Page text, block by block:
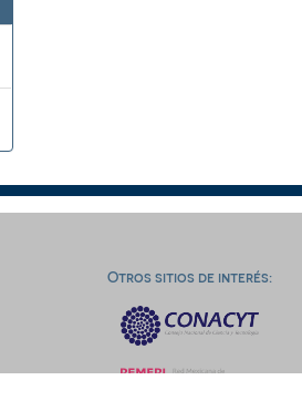
Otros sitios de interés: